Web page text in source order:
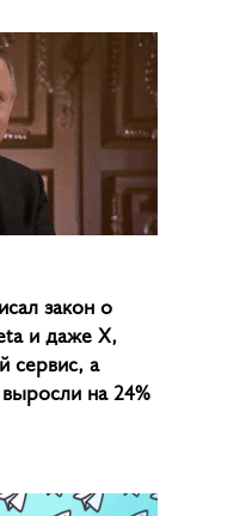
закон о
и даже X,
сервис, а
на 24%